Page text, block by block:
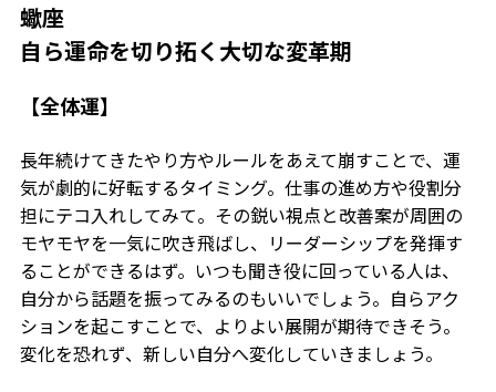
蠍座
自ら運命を切り拓く大切な変革期
【全体運】
長年続けてきたやり方やルールをあえて崩すことで、運
気が劇的に好転するタイミング。仕事の進め方や役割分
担にテコ入れしてみて。その鋭い視点と改善案が周囲の
モヤモヤを一気に吹き飛ばし、リーダーシップを発揮す
ることができるはず。いつも聞き役に回っている人は、
自分から話題を振ってみるのもいいでしょう。自らアク
ションを起こすことで、よりよい展開が期待できそう。
変化を恐れず、新しい自分へ変化していきましょう。